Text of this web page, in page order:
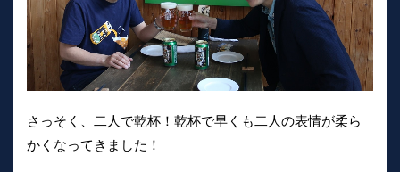
さっそく、二人で乾杯！乾杯で早くも二人の表情が柔ら
かくなってきました！